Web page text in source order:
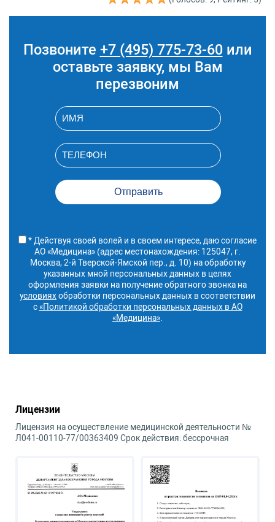
Позвоните +7 (495) 775-73-60или
оставьте заявку, мы Вам
перезвоним
* Действуя своей волей и в своем интересе, даю согласие
АО «Медицина» (адрес местонахождения: 125047, г.
Москва, 2-й Тверской-Ямской пер., д. 10) на обработку
указанных мной персональных данных в целях
оформления заявки на получение обратного звонка на
условияхобработки персональных данных в соответствии
с«Политикой обработки персональных данных в АО
«Медицина».
Лицензии
Лицензия на осуществление медицинской деятельности №
Л041-00110-77/00363409 Срок действия: бессрочная